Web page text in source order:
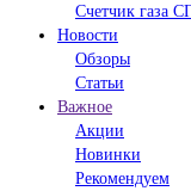
Счетчик газа
Новости
Обзоры
Статьи
Важное
Акции
Новинки
Рекомендуем